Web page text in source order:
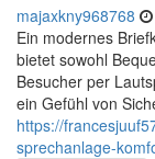
majaxkny968768
Ein modernes
bietet sowohl
Besucher per
ein Gefühl von
https://
sprechanlage-